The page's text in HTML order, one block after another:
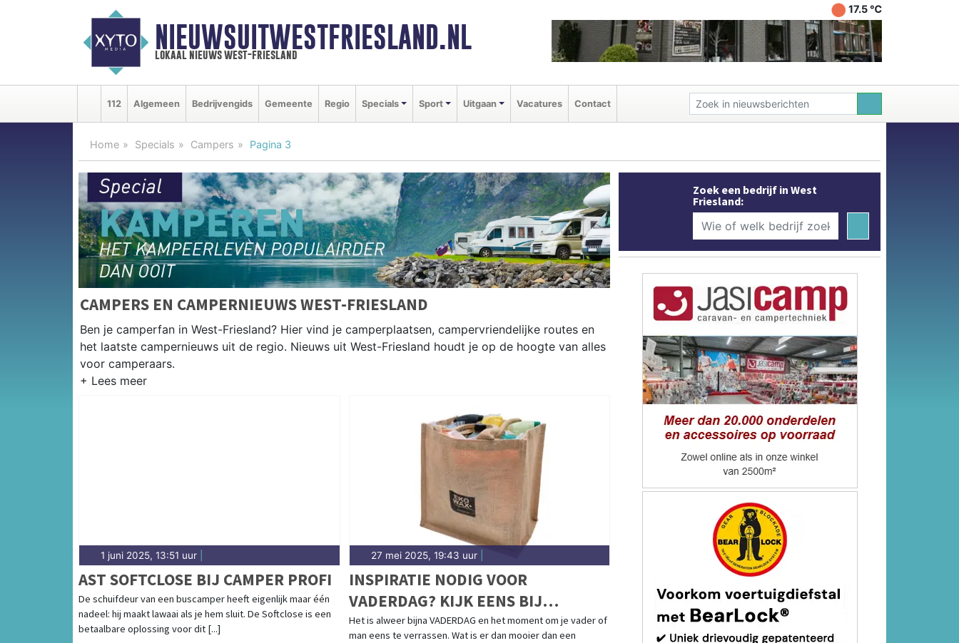
NIEUWSUITWESTFRIESLAND.NL
lokaal nieuws west-friesland
17.5 ℃
112 Algemeen Bedrijvengids Gemeente Regio Specials Sport Uitgaan Vacatures Contact
Home Specials Campers Pagina 3
CAMPERS EN CAMPERNIEUWS WEST-FRIESLAND
Ben je camperfan in West-Friesland? Hier vind je camperplaatsen, campervriendelijke routes en
het laatste campernieuws uit de regio. Nieuws uit West-Friesland houdt je op de hoogte van alles
voor camperaars.
1 juni 2025, 13:51 uur
AST SOFTCLOSE BIJ CAMPER PROFI
De schuifdeur van een buscamper heeft eigenlijk maar één
nadeel: hij maakt lawaai als je hem sluit. De Softclose is een
betaalbare oplossing voor dit [...]
27 mei 2025, 19:43 uur|
INSPIRATIE NODIG VOOR
VADERDAG? KIJK EENS BIJ
EKOWAX!
Het is alweer bijna VADERDAG en het moment om je vader of
man eens te verrassen. Wat is er dan mooier dan een
Zoek een bedrijf in West
Friesland: